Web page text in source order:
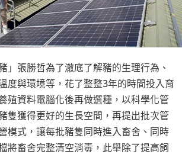
」張勝哲為了澈底了解豬的生理行為、
度與環境等，花了整整3年的時間投入育
殖資料電腦化後再做選種，以科學化管
隻獲得更好的生長空間，再提出批次管
模式，讓每批豬隻同時進入畜舍、同時
將畜舍完整清空消毒，此舉除了提高飼